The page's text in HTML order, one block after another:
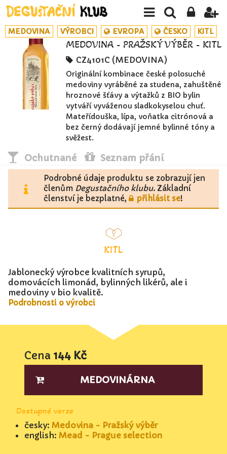
MEDOVINA VÝROBCI EVROPA ČESKO KITL
MEDOVINA - PRAŽSKÝ VÝBĚR - KITL
CZ4101C (MEDOVINA)
Originální kombinace české polosuché
medoviny vyráběné za studena, zahuštěné
hroznové šťávy a výtažků z BIO bylin
vytváří vyváženou sladkokyselou chuť.
Mateřídouška, lípa, voňatka citrónová a
bez černý dodávají jemné bylinné tóny a
svěžest.
Ochutnané Seznam přání
Podrobné údaje produktu se zobrazují jen
členům Degustačního klubu. Základní
členství je bezplatné,
přihlásit se!
KITL
Jablonecký výrobce kvalitních syrupů,
domovácích limonád, bylinných likérů, ale i
medoviny v bio kvalitě.
Podrobnosti o výrobci
Cena 144 Kč
MEDOVINÁRNA
Dostupné verze
česky: Medovina - Pražský výběr
english: Mead - Prague selection